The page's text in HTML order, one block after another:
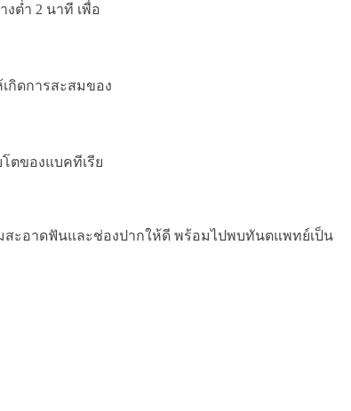
ต่ำ 2 นาที เพื่อ
กิดการสะสมของ
ตของแบคทีเรีย
สะอาดฟันและช่องปากให้ดี พร้อมไปพบทันตแพทย์เป็น